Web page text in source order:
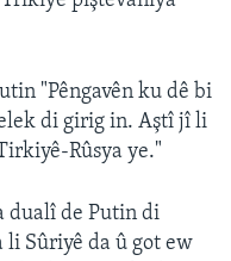
"Pêngavên ku dê bi
di girig in. Aştî jî li
Rûsya ye."
dualî de Putin di
Sûriyê da û got ew